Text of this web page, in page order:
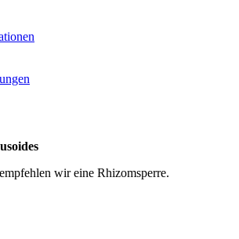
wir eine Rhizomsperre.